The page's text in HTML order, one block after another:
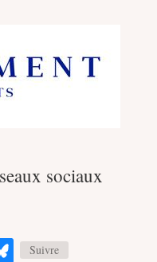
sociaux
Suivre